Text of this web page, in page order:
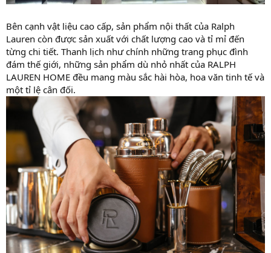
Bên cạnh vật liệu cao cấp, sản phẩm nội thất của Ralph
Lauren còn được sản xuất với chất lượng cao và tỉ mỉ đến
từng chi tiết. Thanh lịch như chính những trang phục đình
đám thế giới, những sản phẩm dù nhỏ nhất của RALPH
LAUREN HOME đều mang màu sắc hài hòa, hoa văn tinh tế và
một tỉ lệ cân đối.